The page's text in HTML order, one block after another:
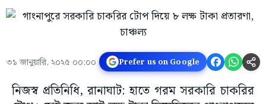
৩১ জানুয়ারি, ২০২৫ ০০:০০ Prefer us on Google
নিজস্ব প্রতিনিধি, রানাঘাট: হাতে গরম সরকারি চাকরির